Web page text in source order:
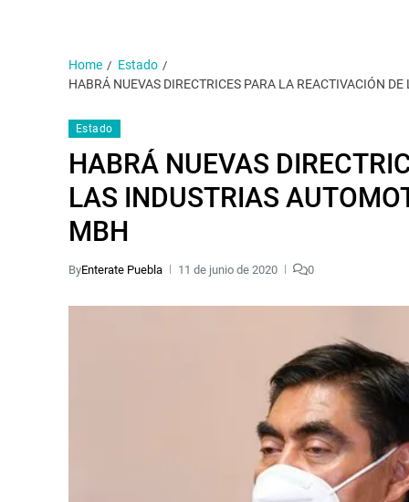
Home
Estado
HABRÁ NUEVAS DIRECTRICES PARA LA REACTIVACIÓN
Estado
HABRÁ NUEVAS
LAS INDUSTRIAS
MBH
ByEnterate Puebla 11 de junio de 2020 0